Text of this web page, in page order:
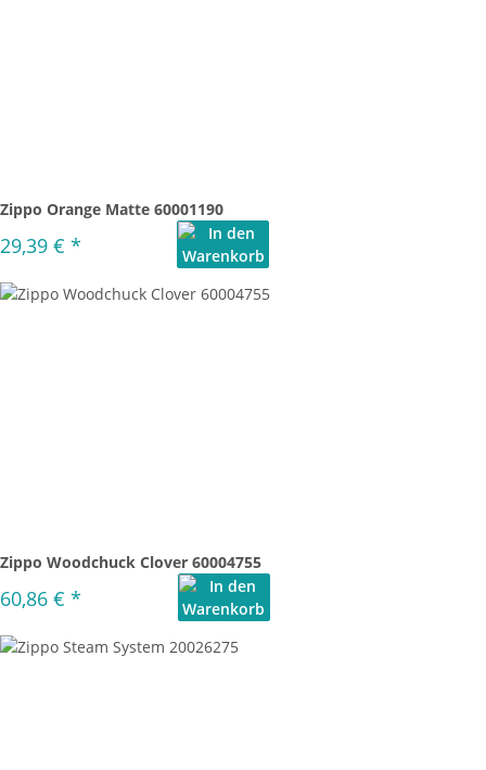
Zippo Orange Matte 60001190
29,39 € *
Zippo Woodchuck Clover 60004755
60,86 € *